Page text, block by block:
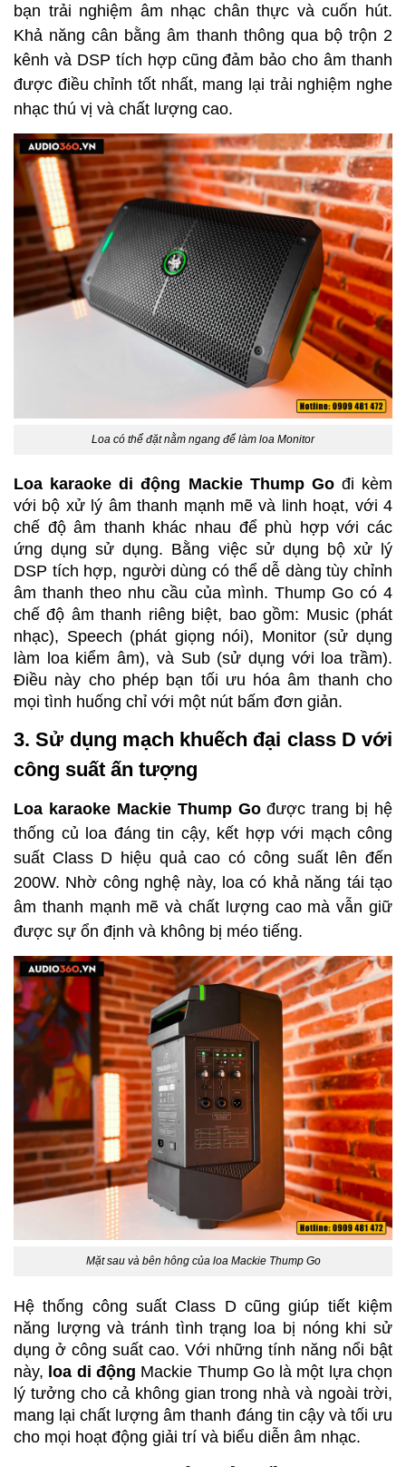
bạn trải nghiệm âm nhạc chân thực và cuốn hút.
Khả năng cân bằng âm thanh thông qua bộ trộn 2
kênh và DSP tích hợp cũng đảm bảo cho âm thanh
được điều chỉnh tốt nhất, mang lại trải nghiệm nghe
nhạc thú vị và chất lượng cao.
Loa có thể đặt nằm ngang để làm loa Monitor
Loa karaoke di động Mackie Thump Go đi kèm
với bộ xử lý âm thanh mạnh mẽ và linh hoạt, với 4
chế độ âm thanh khác nhau để phù hợp với các
ứng dụng sử dụng. Bằng việc sử dụng bộ xử lý
DSP tích hợp, người dùng có thể dễ dàng tùy chỉnh
âm thanh theo nhu cầu của mình. Thump Go có 4
chế độ âm thanh riêng biệt, bao gồm: Music (phát
nhạc), Speech (phát giọng nói), Monitor (sử dụng
làm loa kiểm âm), và Sub (sử dụng với loa trầm).
Điều này cho phép bạn tối ưu hóa âm thanh cho
mọi tình huống chỉ với một nút bấm đơn giản.
3. Sử dụng mạch khuếch đại class D với
công suất ấn tượng
Loa karaoke Mackie Thump Go được trang bị hệ
thống củ loa đáng tin cậy, kết hợp với mạch công
suất Class D hiệu quả cao có công suất lên đến
200W. Nhờ công nghệ này, loa có khả năng tái tạo
âm thanh mạnh mẽ và chất lượng cao mà vẫn giữ
được sự ổn định và không bị méo tiếng.
Mặt sau và bên hông của loa Mackie Thump Go
Hệ thống công suất Class D cũng giúp tiết kiệm
năng lượng và tránh tình trạng loa bị nóng khi sử
dụng ở công suất cao. Với những tính năng nổi bật
này, loa di động Mackie Thump Go là một lựa chọn
lý tưởng cho cả không gian trong nhà và ngoài trời,
mang lại chất lượng âm thanh đáng tin cậy và tối ưu
cho mọi hoạt động giải trí và biểu diễn âm nhạc.